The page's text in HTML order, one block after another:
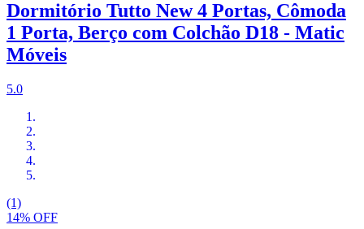
Dormitório Tutto New 4 Portas, Cômoda
1 Porta, Berço com Colchão D18 - Matic
Móveis
5.0
(1)
14% OFF